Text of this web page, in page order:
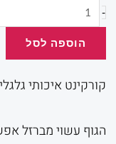
-
הוספה לסל
קורקינט איכותי גלגלים 145
הגוף עשוי מברזל